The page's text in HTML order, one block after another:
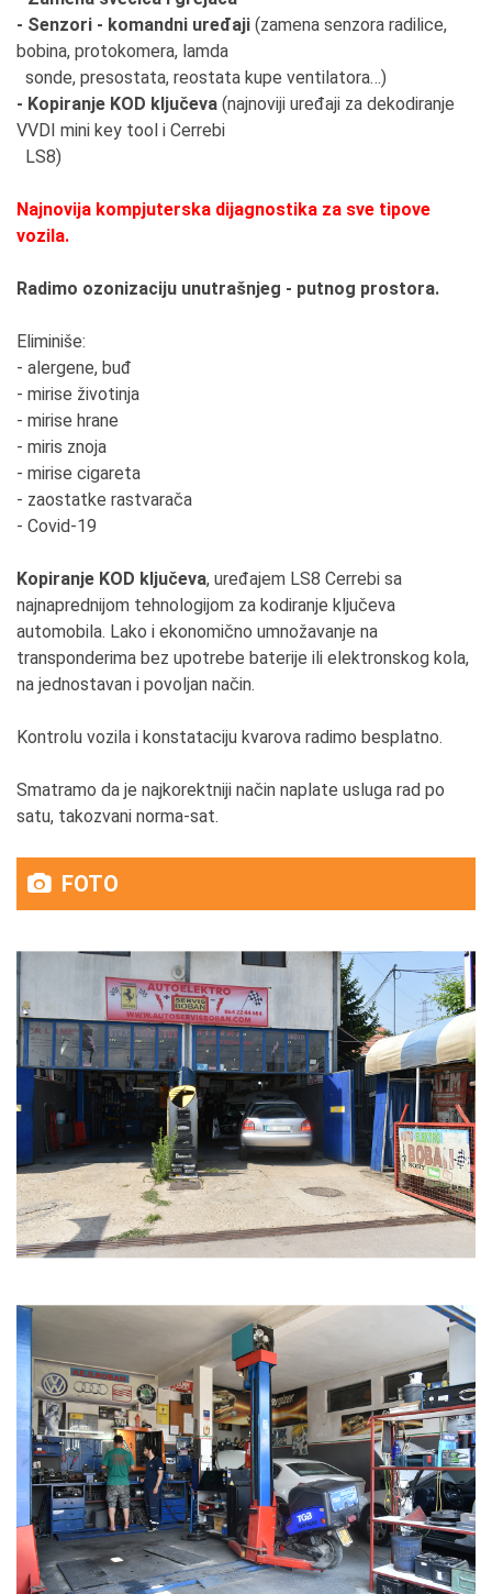
- Senzori - komandni uređaji (zamena senzora radilice,
bobina, protokomera, lamda
sonde, presostata, reostata kupe ventilatora…)
- Kopiranje KOD ključeva (najnoviji uređaji za dekodiranje
VVDI mini key tool i Cerrebi
LS8)
Najnovija kompjuterska dijagnostika za sve tipove
vozila.
Radimo ozonizaciju unutrašnjeg - putnog prostora.
Eliminiše:
- alergene, buđ
- mirise životinja
- mirise hrane
- miris znoja
- mirise cigareta
- zaostatke rastvarača
- Covid-19
Kopiranje KOD ključeva, uređajem LS8 Cerrebi sa
najnaprednijom tehnologijom za kodiranje ključeva
automobila. Lako i ekonomično umnožavanje na
transponderima bez upotrebe baterije ili elektronskog kola,
na jednostavan i povoljan način.
Kontrolu vozila i konstataciju kvarova radimo besplatno.
Smatramo da je najkorektniji način naplate usluga rad po
satu, takozvani norma-sat.
FOTO